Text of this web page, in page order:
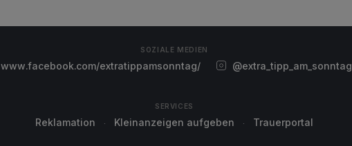
SOZIALE MEDIEN
www.facebook.com/extratippamsonntag/ @extra_tipp_am_sonntag
SERVICES
Reklamation Kleinanzeigen aufgeben Trauerportal